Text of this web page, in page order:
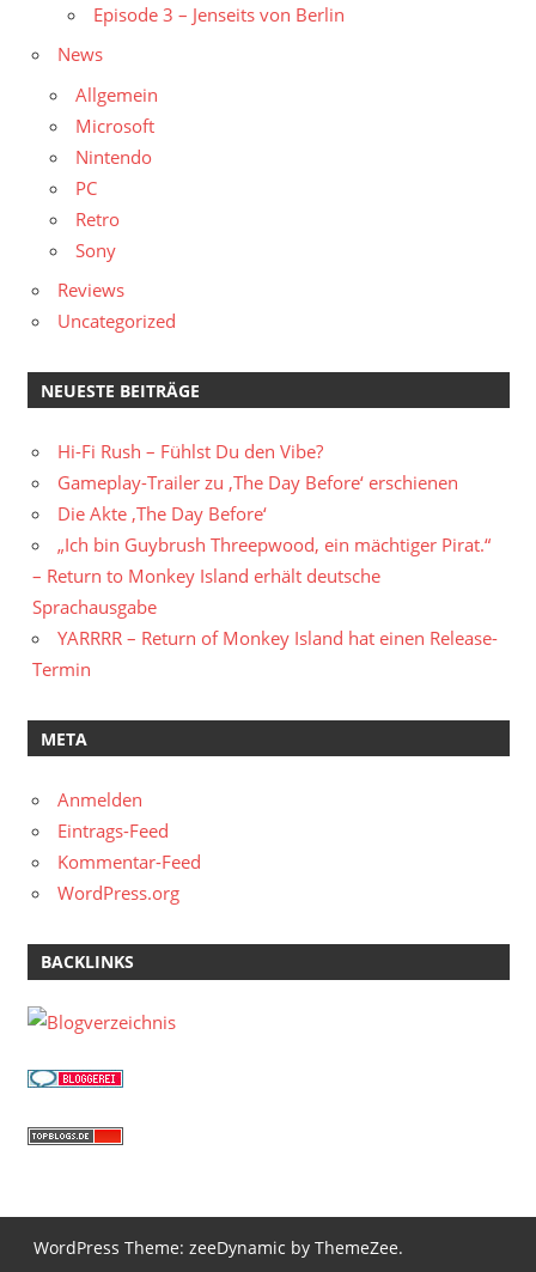
Episode 3 – Jenseits von Berlin
News
Allgemein
Microsoft
Nintendo
PC
Retro
Sony
Reviews
Uncategorized
NEUESTE BEITRÄGE
Hi-Fi Rush – Fühlst Du den Vibe?
Gameplay-Trailer zu ‚The Day Before‘ erschienen
Die Akte ‚The Day Before‘
„Ich bin Guybrush Threepwood, ein mächtiger Pirat.“
– Return to Monkey Island erhält deutsche
Sprachausgabe
YARRRR – Return of Monkey Island hat einen Release-
Termin
META
Anmelden
Eintrags-Feed
Kommentar-Feed
WordPress.org
BACKLINKS
WordPress Theme: zeeDynamic by ThemeZee.